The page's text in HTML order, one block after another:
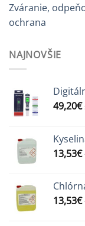
Zváranie,
ochrana
NAJNOVŠIE
49,20€
13,53€
13,53€